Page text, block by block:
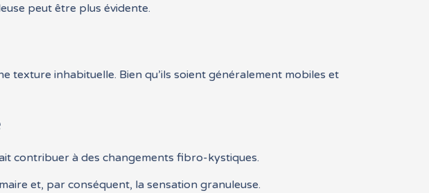
peut être plus évidente.
texture inhabituelle. Bien qu’ils soient généralement mobiles et
contribuer à des changements fibro-kystiques.
et, par conséquent, la sensation granuleuse.